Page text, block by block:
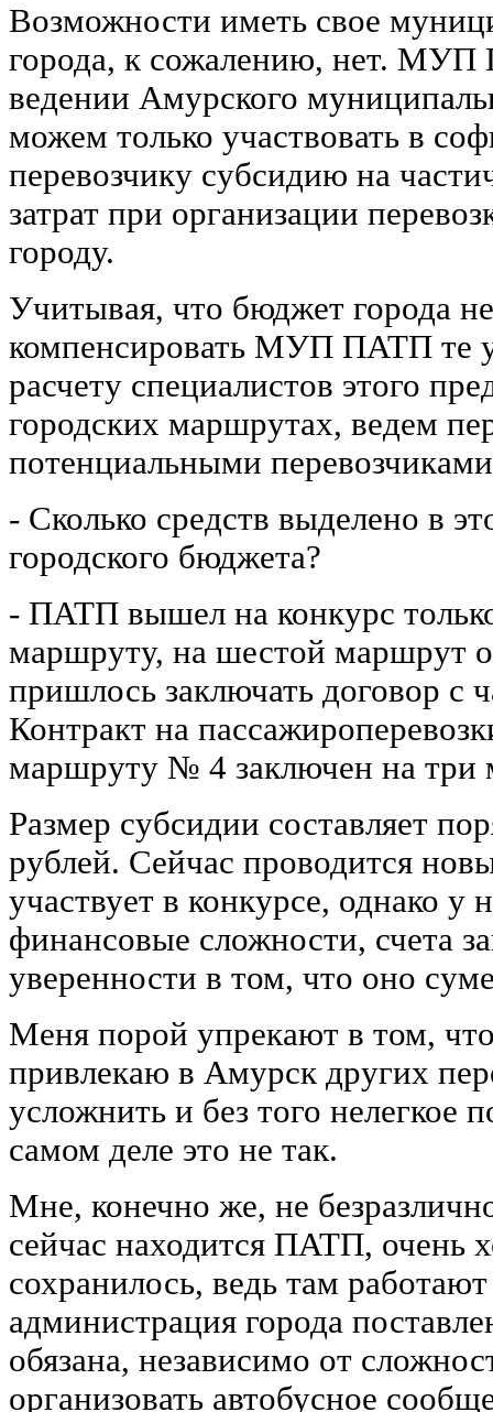
Возможности иметь свое
города, к сожалению, нет. МУП
ведении Амурского
можем только участвовать в
перевозчику субсидию на
затрат при организации
городу.
Учитывая, что бюджет города
компенсировать МУП ПАТП те
расчету специалистов этого
городских маршрутах, ведем
потенциальными
- Сколько средств выделено в
городского бюджета?
- ПАТП вышел на конкурс
маршруту, на шестой маршрут
пришлось заключать договор с
Контракт на
маршруту № 4 заключен на три
Размер субсидии составляет
рублей. Сейчас проводится
участвует в конкурсе, однако у
финансовые сложности, счета
уверенности в том, что оно
Меня порой упрекают в том,
привлекаю в Амурск других
усложнить и без того
самом деле это не так.
Мне, конечно же, не
сейчас находится ПАТП, очень
сохранилось, ведь там
администрация города
обязана, независимо от
организовать автобусное